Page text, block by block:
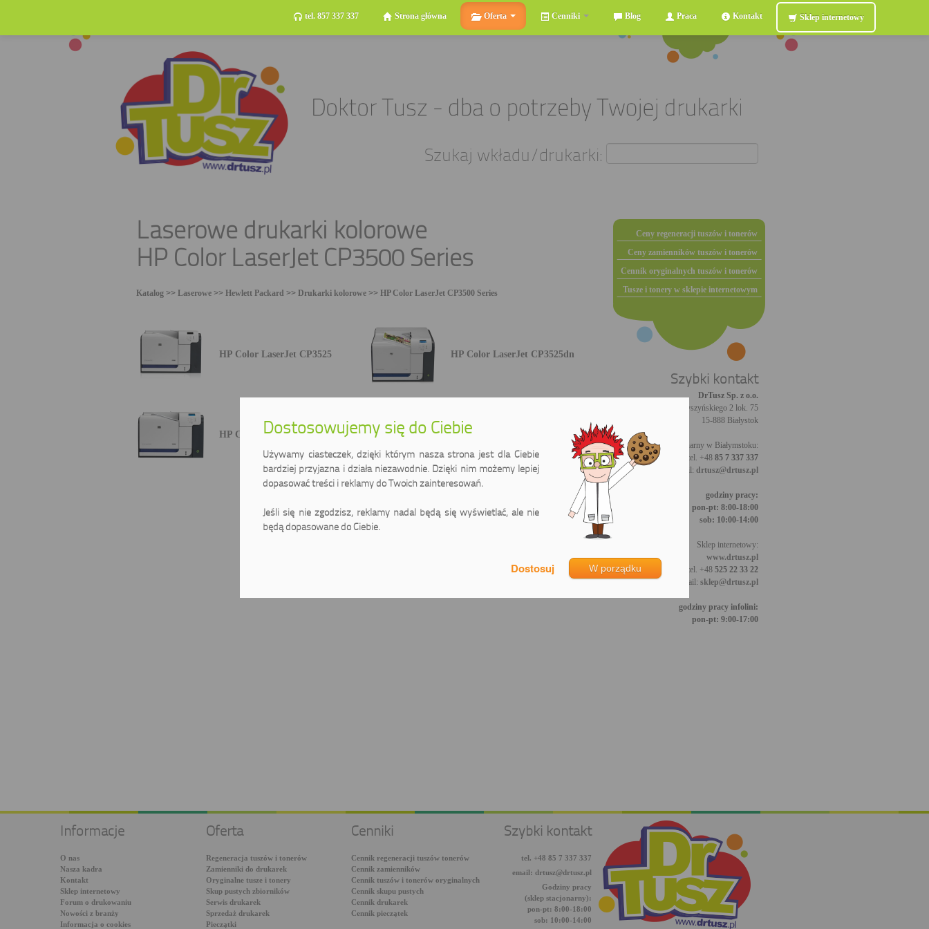
tel. 857 337 337 Strona główna Oferta Cenniki Blog Praca Kontakt Sklep internetowy
Szukaj wkładu/drukarki:
Laserowe drukarki kolorowe
HP Color LaserJet CP3500 Series
Katalog >> Laserowe >> Hewlett Packard >> Drukarki kolorowe >> HP Color LaserJet CP3500 Series
HP Color LaserJet CP3525 HP Color LaserJet CP3525dn
HP Color LaserJet CP3525n HP Color LaserJet CP3525x
Ceny regeneracji tuszów i tonerów
Ceny zamienników tuszów i tonerów
Cennik oryginalnych tuszów i tonerów
Tusze i tonery w sklepie internetowym
Szybki kontakt
DrTusz Sp. z o.o.
ul. Wyszyńskiego 2 lok. 75
15-888 Białystok
Sklep stacjonarny w Białymstoku:
tel. +48 85 7 337 337
email: drtusz@drtusz.pl
godziny pracy:
pon-pt: 8:00-18:00
sob: 10:00-14:00
Sklep internetowy:
www.drtusz.pl
tel. +48 525 22 33 22
email: sklep@drtusz.pl
godziny pracy infolini:
pon-pt: 9:00-17:00
Informacje
O nas
Nasza kadra
Kontakt
Sklep internetowy
Forum o drukowaniu
Nowości z branży
Informacja o cookies
Oferta
Regeneracja tuszów i tonerów
Zamienniki do drukarek
Oryginalne tusze i tonery
Skup pustych zbiorników
Serwis drukarek
Sprzedaż drukarek
Pieczątki
Cenniki
Cennik regeneracji tuszów tonerów
Cennik zamienników
Cennik tuszów i tonerów oryginalnych
Cennik skupu pustych
Cennik drukarek
Cennik pieczątek
Szybki kontakt
tel. +48 85 7 337 337
email: drtusz@drtusz.pl
Godziny pracy
(sklep stacjonarny):
pon-pt: 8:00-18:00
sob: 10:00-14:00
Dostosowujemy się do Ciebie
Używamy ciasteczek, dzięki którym nasza strona jest dla Ciebie
bardziej przyjazna i działa niezawodnie. Dzięki nim możemy lepiej
dopasować treści i reklamy do Twoich zainteresowań.
Jeśli się nie zgodzisz, reklamy nadal będą się wyświetlać, ale nie
będą dopasowane do Ciebie.
W porządku